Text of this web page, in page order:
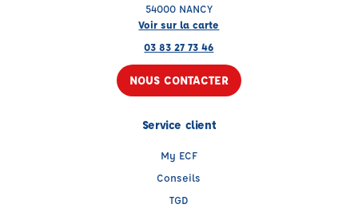
54000 NANCY
Voir sur la carte
03 83 27 73 46
NOUS CONTACTER
Service client
My ECF
Conseils
TGD